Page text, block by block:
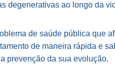
degenerativas ao longo da
de saúde pública que
de maneira rápida e
prevenção da sua evolução.